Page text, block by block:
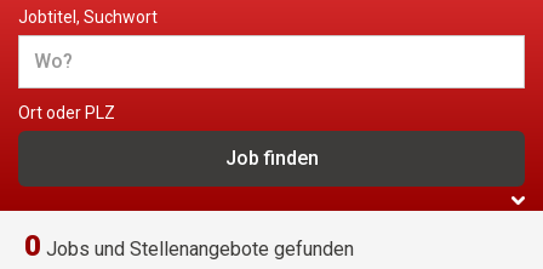
Jobtitel, Suchwort
Ort oder PLZ
0 Jobs und Stellenangebote gefunden